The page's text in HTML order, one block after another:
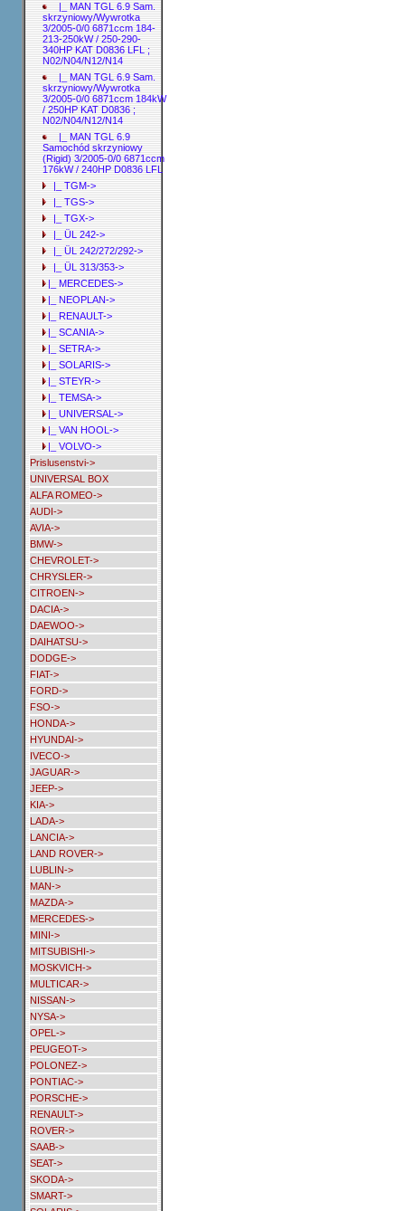
|_ MAN TGL 6.9 Sam.
skrzyniowy/Wywrotka
3/2005-0/0 6871ccm 184-
213-250kW / 250-290-
340HP KAT D0836 LFL ;
N02/N04/N12/N14
|_ MAN TGL 6.9 Sam.
skrzyniowy/Wywrotka
3/2005-0/0 6871ccm 184kW
/ 250HP KAT D0836 ;
N02/N04/N12/N14
|_ MAN TGL 6.9
Samochód skrzyniowy
(Rigid) 3/2005-0/0 6871ccm
176kW / 240HP D0836 LFL
|_ TGM->
|_ TGS->
|_ TGX->
|_ ÜL 242->
|_ ÜL 242/272/292->
|_ ÜL 313/353->
|_ MERCEDES->
|_ NEOPLAN->
|_ RENAULT->
|_ SCANIA->
|_ SETRA->
|_ SOLARIS->
|_ STEYR->
|_ TEMSA->
|_ UNIVERSAL->
|_ VAN HOOL->
|_ VOLVO->
Prislusenstvi->
UNIVERSAL BOX
ALFA ROMEO->
AUDI->
AVIA->
BMW->
CHEVROLET->
CHRYSLER->
CITROEN->
DACIA->
DAEWOO->
DAIHATSU->
DODGE->
FIAT->
FORD->
FSO->
HONDA->
HYUNDAI->
IVECO->
JAGUAR->
JEEP->
KIA->
LADA->
LANCIA->
LAND ROVER->
LUBLIN->
MAN->
MAZDA->
MERCEDES->
MINI->
MITSUBISHI->
MOSKVICH->
MULTICAR->
NISSAN->
NYSA->
OPEL->
PEUGEOT->
POLONEZ->
PONTIAC->
PORSCHE->
RENAULT->
ROVER->
SAAB->
SEAT->
SKODA->
SMART->